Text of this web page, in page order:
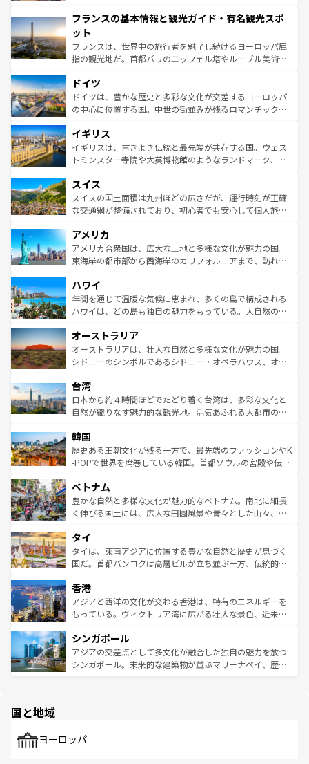
ませてくれるイタリアで、忘れられない旅をしてみよう！
なお、新着のイタリア情報は
しい。
文化が根付くこの国では、情熱的なフラメンコ、熱気あふ
れる闘牛、そして美味しいタパスが生活の一部となってい
る。首都マドリードの洗練された雰囲気や、バルセロナの
アートに溢れた街角から、地方では古代ローマ遺跡や中世
せる。地方によって風土や気候が異なるスペインはその個
性で訪れる人を魅了する。 なお、新着のスペイン情報は コ
ンテンツ一覧を参照してほしい。
フランスの基本情報と観光ガイド・有名観光スポ
ット
フランスは、世界中の旅行者を魅了し続けるヨーロッパ屈
指の観光地だ。首都パリのエッフェル塔やルーブル美術館
で、幅広い魅力が詰まっている。華麗な宮殿、歴史的な大
聖堂、美しいビーチ、そして豊かな自然が、訪れる者を心
から魅了する。また、フランスは美食の国としても知ら
いる。シャンパンの発祥地であるランス、プロヴァンスの
香り高いラベンダー畑など、多彩な楽しみ方が可能だ。さ
らに、パリ以外の地域にも魅力が溢れており、どの街角に
れる地方に足を運ぶとそれぞれで全く異なる文化を体験で
きるだろう。 なお、新着のフランス情報はコンテンツ一覧
を参照してほしい。
ドイツ
ドイツは、豊かな歴史と多彩な文化が交差するヨーロッパ
の中心に位置する国。中世の街並みが残るロマンチック街
顔を持つこの国は、どこを歩いても飽きることがない。ベ
ルリンの文化的活気、バイエルン州のアルプスの絶景、そ
してライン川沿いのワイン畑といった風景は必見。ビール
は、お酒好きな人にはぜひ体験してほしい。 なお、新着の
ドイツ情報はコンテンツ一覧を参照してほしい。
イギリス
イギリスは、古きよき伝統と最先端が共存する国。ウェス
トミンスター寺院や大英博物館のようなランドマーク、歴
リアごとに異なる魅力がある。また、優雅なアフタヌーン
ティー、ビール好きにはたまらない英国パブ、サッカー観
戦など、本場だからこそできる体験も豊富。イギリスを旅
ンツ一覧を参照してほしい。
スイス
スイスの国土面積は九州ほどの広さだが、運行時刻が正確
な交通網が整備されており、初心者でも安心して個人旅行
の建物がそのまま残る町や、スイスならではのユニークな
博物館もあり、アルプス観光だけでなく町歩きも満喫する
ことができる。国民の所得が高いため物価も高いが、旅行
ば市内交通費無料で観光を楽しむこともできる。 なお、新
着のスイス情報はコンテンツ一覧 を参照してほしい。
アメリカ
アメリカ合衆国は、広大な土地と多様な文化が魅力の国。
東海岸の都市部から西海岸のカリフォルニアまで、訪れる
のような巨大都市は、観光、ショッピング、エンターテイ
ンメントが詰まった刺激的なスポットだ。一方、アメリカ
西部には大自然が広がり、グランドキャニオンやイエロー
部のニューオーリンズでは、音楽と美食が融合した独特の
文化が魅力。旅行者はアメリカの各地域で異なる魅力を楽
しみながら、その多様性と豊かな歴史を感じることができ
ならではの贅沢な旅のスタイルだ。 なお、新着のアメリカ
情報はコンテンツ一覧を参照してほしい。
ハワイ
年間を通じて温暖な気候に恵まれ、多くの島で構成される
ハワイは、どの島も独自の魅力をもっている。大自然の神
ワイ島は見逃せない。また、定番の観光地といえばオアフ
島だが、静かな自然を求めるならマウイ島やカウアイ島が
おすすめ。エメラルドグリーンに輝く海をはじめ、豊かな
れるおもてなしの心で訪れる人々を迎えてくれるハワイの
人々、おいしいローカルフードやハワイアンミュージッ
ク、伝統的なフラダンスなど、すべてがハワイの魅力を彩
ワイを、存分に味わってほしい。 なお、新着のハワイ情報
はコンテンツ一覧を参照してほしい。
オーストラリア
オーストラリアは、壮大な自然と多様な文化が魅力の国。
シドニーのシンボルであるシドニー・オペラハウス、オー
リアリーフや大陸中央部にそびえるウルル（エアーズロッ
ク）、タスマニアの美しい原生林やケアンズの熱帯雨林な
ど、見どころがたくさん。また、カフェやワイン、オージ
いる。アクティビティも充実しており、サーフィンやダイ
ビング、ハイキングなど、アウトドア好きにはたまらな
い。オーストラリアの多彩な魅力を存分に味わいつくそ
参照してほしい。
台湾
日本から約４時間ほどでたどり着く台湾は、多彩な文化と
自然が織りなす魅力的な観光地。活気あふれる大都市の台
ン）、静ひつな山岳地帯である台湾東部など、都市の喧騒
と山間の静けさが共存しており、訪れる人に新しい発見と
驚きをもたらしてくれる。また、奥深い台湾の食文化も魅
容にもいいと評判のスイーツなど、バラエティ豊かな料理
が味わえる。 なお、新着の台湾情報は コンテンツ一覧を参
照してほしい。
韓国
歴史ある王朝文化が残る一方で、最先端のファッションやK
-POPで世界を席巻している韓国。首都ソウルの宮殿や伝統
き、地方に足を延ばせば四季折々の自然美を楽しむことが
できる。そして、キムチや焼肉、絶品のストリートフード
まで、さまざまな韓国料理が待っている。夜には、韓国な
リティに包まれながら、韓国の多彩な魅力を心ゆくまで味
わってみてほしい。 なお、新着の韓国情報はコンテンツ一
覧を参照してほしい。
ベトナム
豊かな自然と多様な文化が魅力的なベトナム。南北に細長
く伸びる国土には、広大な田園風景や青々とした山々、世
急速な発展と共に伝統が息づく。ハノイの古い町並みやホ
ーチミン市のフランス統治時代の建物も、独特の雰囲気を
醸し出している。また、バラエティの豊かさとおいしさで
とつ。フォーやバインミー、ベトナムコーヒーなどは、ぜ
ひ現地で味わいたい。どの地域を訪れてもあたたかい人々
が旅行者を迎えてくれるので、きっと忘れられない旅にな
参照してほしい。
タイ
タイは、東南アジアに位置する豊かな自然と歴史が息づく
国だ。首都バンコクは高層ビルが立ち並ぶ一方、伝統的な
の活気が交差している。北部ではチェンマイなどの山岳地
帯で自然と触れ合い、南部ではプーケットやクラビの美し
いビーチでリゾート気分を楽しむことができる。タイ料理
激する。気候は一年中温暖で、どの季節にも異なる楽しみ
が待っている。親しみやすいタイの人々、仏教を中心とし
た文化、そして多様な観光資源が、訪れる旅人を魅了し続
香港
アジアと西洋の文化が交わる香港は、特有のエネルギーを
もっている。ヴィクトリア湾に広がる壮大な景色、近未来
み、どこを訪れても感動するはず。観光スポットが密集し
ており、効率よく見どころを回れるのも魅力。息をのむよ
うな絶景から文化的な体験まで、香港を存分に楽しみ尽く
シンガポール
アジアの交差点として多文化が融合した独自の魅力を放つ
シンガポール。未来的な建築物が並ぶマリーナベイ、歴史
で、ホーカーズは地元の風情を楽しめる外せないスポット
国と地域
ヨーロッパ